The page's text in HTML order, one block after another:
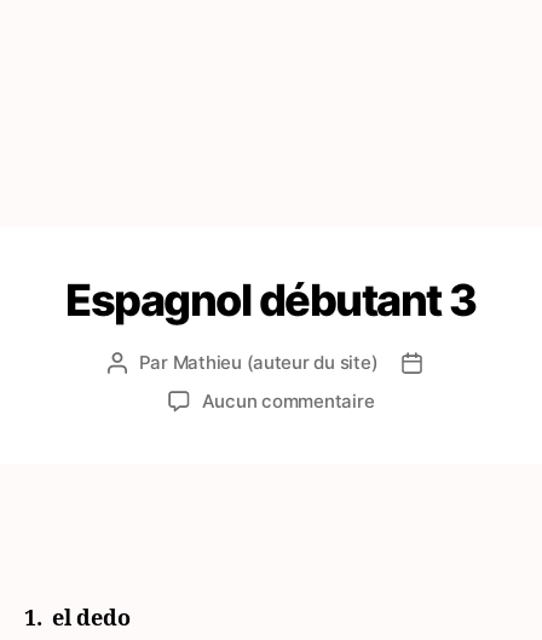
Espagnol débutant 3
Auteur
l’article
Par Mathieu (auteur du site)
Date
Aucun commentairesur
1. el dedo